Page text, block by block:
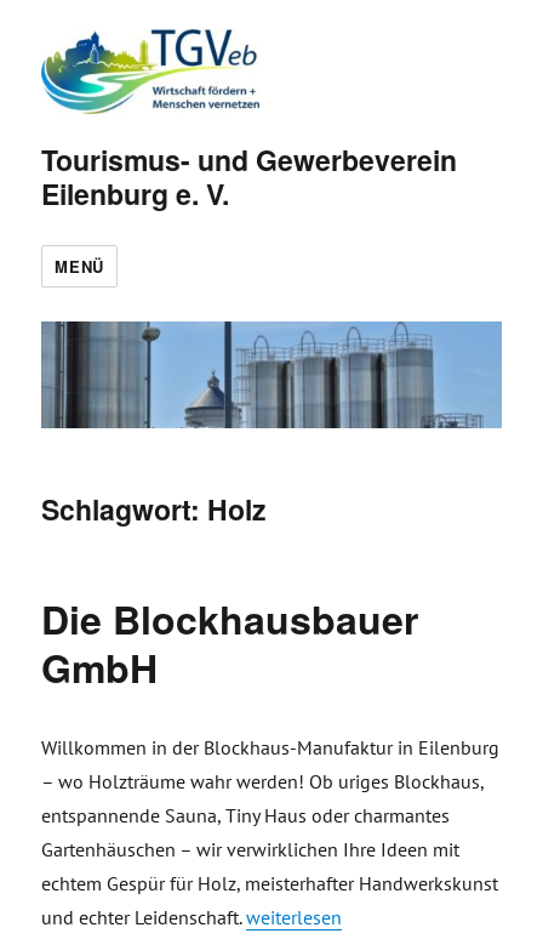
Tourismus- und Gewerbeverein
Eilenburg e. V.
MENÜ
Schlagwort: Holz
Die Blockhausbauer
GmbH
Willkommen in der Blockhaus-Manufaktur in Eilenburg
– wo Holzträume wahr werden! Ob uriges Blockhaus,
entspannende Sauna, Tiny Haus oder charmantes
Gartenhäuschen – wir verwirklichen Ihre Ideen mit
echtem Gespür für Holz, meisterhafter Handwerkskunst
und echter Leidenschaft.„Die Blockhausbauer GmbH“
weiterlesen